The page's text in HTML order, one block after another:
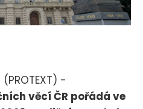
-
věcí ČR pořádá ve